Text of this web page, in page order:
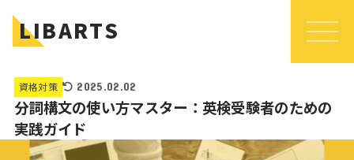
LIBARTS
資格対策 2025.02.02
分詞構文の使い方マスター：英検受験者のための
実践ガイド